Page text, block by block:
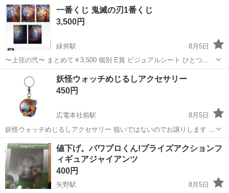
い！ 当店のジモティー出...
広島 広島市 五日市駅 フィギュア
一番くじ 鬼滅の刃1番くじ
3,500円
緑井駅
8月5日
〜上弦の弐〜 まとめて￥3,500 個別 E賞 ビジュアルシート ひとつ
￥300 G賞 フォト風カード ひとつ￥150
広島市 緑井駅 おもちゃ 鬼滅の刃
妖怪ウォッチめじるしアクセサリー
450円
広電本社前駅
8月5日
妖怪ウォッチめじるしアクセサリー 狙いではないのでお譲りします 受
け渡し場所の変更は要相談で 値下げやほかの目印アクセサリーとの交
換も可能です
広島 広島市 広電本社前駅 おもちゃ 妖怪ウォッチ
値下げ。パワプロくん!プライズアクションフ
ィギュアジャイアンツ
400円
矢野駅
8月5日